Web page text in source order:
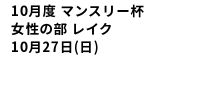
10月度 マンスリー杯
女性の部 レイク
10月27日(日)